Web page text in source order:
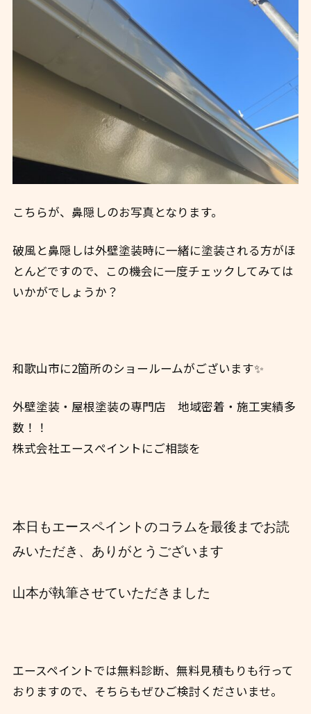
こちらが、鼻隠しのお写真となります。
破風と鼻隠しは外壁塗装時に一緒に塗装される方がほ
とんどですので、この機会に一度チェックしてみては
いかがでしょうか？
和歌山市に2箇所のショールームがございます✨
外壁塗装・屋根塗装の専門店 地域密着・施工実績多
数！！
株式会社エースぺイントにご相談を
本日もエースペイントのコラムを最後までお読
みいただき、ありがとうございます
山本が執筆させていただきました
エースペイントでは無料診断、無料見積もりも行って
おりますので、そちらもぜひご検討くださいませ。